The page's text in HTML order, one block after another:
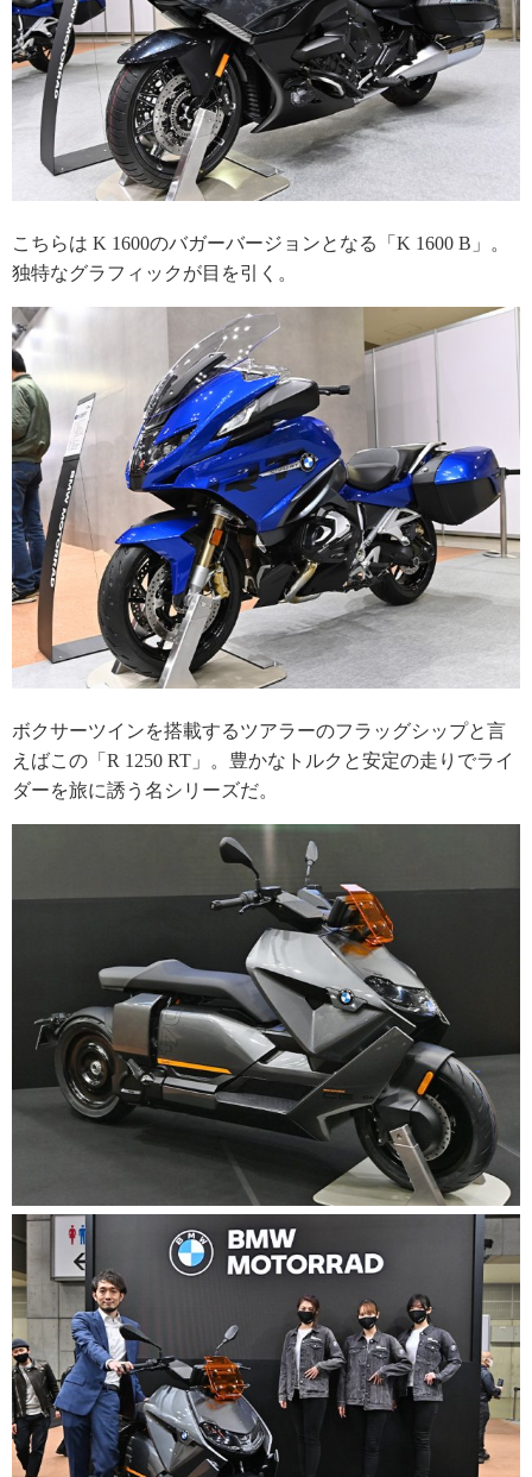
こちらは K 1600のバガーバージョンとなる「K 1600 B」。
独特なグラフィックが目を引く。
ボクサーツインを搭載するツアラーのフラッグシップと言
えばこの「R 1250 RT」。豊かなトルクと安定の走りでライ
ダーを旅に誘う名シリーズだ。